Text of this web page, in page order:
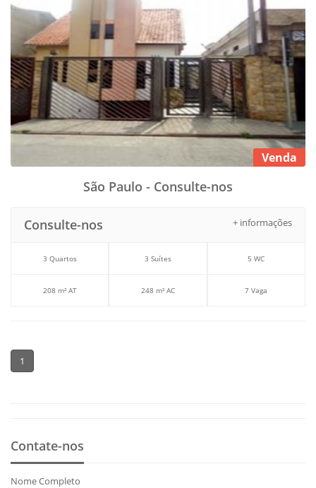
Venda
São Paulo - Consulte-nos
+ informações
Consulte-nos
3 Quartos 3 Suítes 5 WC
208 m² AT 248 m² AC 7 Vaga
1
Contate-nos
Nome Completo